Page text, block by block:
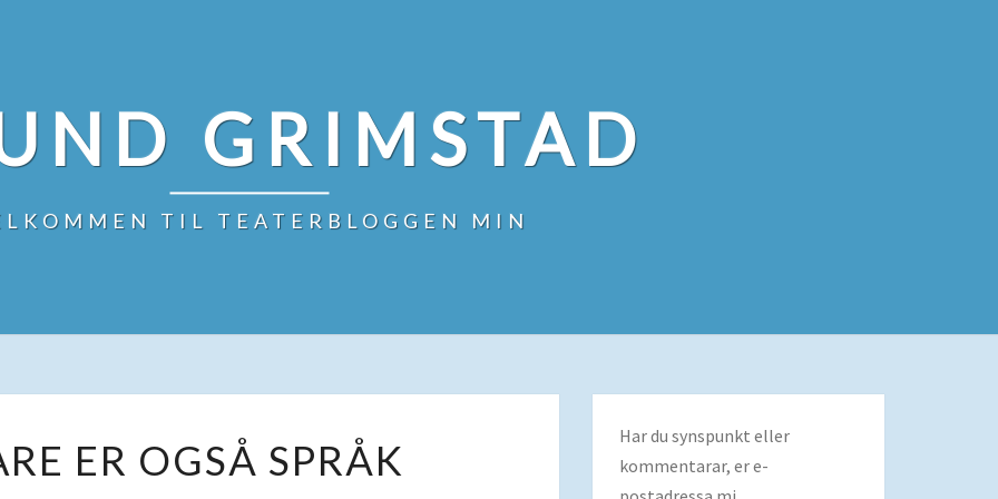
GRIMSTAD
TIL TEATERBLOGGEN MIN
ER
ER OGSÅ SPRÅK
Har du synspunkt eller
kommentarar, er e-